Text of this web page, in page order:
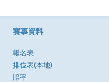
賽事資料
報名表
排位表(本地)
賠率